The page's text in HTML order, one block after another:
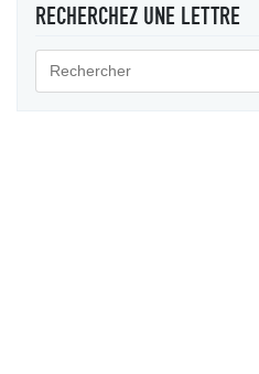
RECHERCHEZ UNE LETTRE